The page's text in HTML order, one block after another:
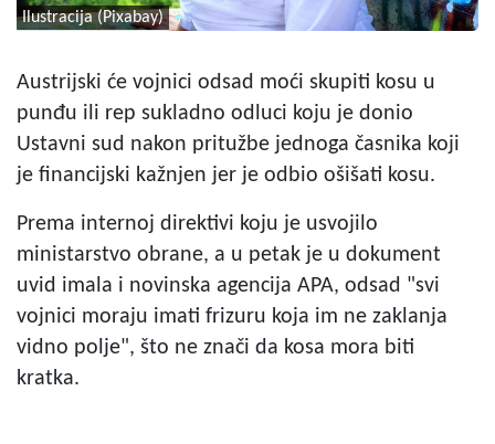
Ilustracija (Pixabay)
Austrijski će vojnici odsad moći skupiti kosu u
punđu ili rep sukladno odluci koju je donio
Ustavni sud nakon pritužbe jednoga časnika koji
je financijski kažnjen jer je odbio ošišati kosu.
Prema internoj direktivi koju je usvojilo
ministarstvo obrane, a u petak je u dokument
uvid imala i novinska agencija APA, odsad "svi
vojnici moraju imati frizuru koja im ne zaklanja
vidno polje", što ne znači da kosa mora biti
kratka.